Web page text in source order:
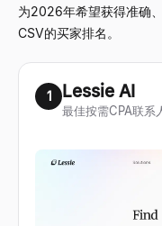
为2026年希望获得准确
CSV的买家排名。
1 Lessie AI
最佳按需CPA联系